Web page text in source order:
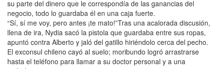
su parte del dinero que le correspondía de las ganancias del
negocio, todo lo guardaba él en una caja fuerte.
“Sí, sí me voy, pero antes ¡te mato!”Tras una acalorada discusión,
llena de ira, Nydia sacó la pistola que guardaba entre sus ropas,
apuntó contra Alberto y jaló del gatillo hiriéndolo cerca del pecho.
El exconsul chileno cayó al suelo; moribundo logró arrastrarse
hasta el teléfono para llamar a su doctor personal y a una